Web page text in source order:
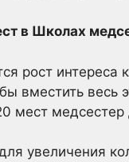
в Школах
рост
вместить весь
мест
увеличения